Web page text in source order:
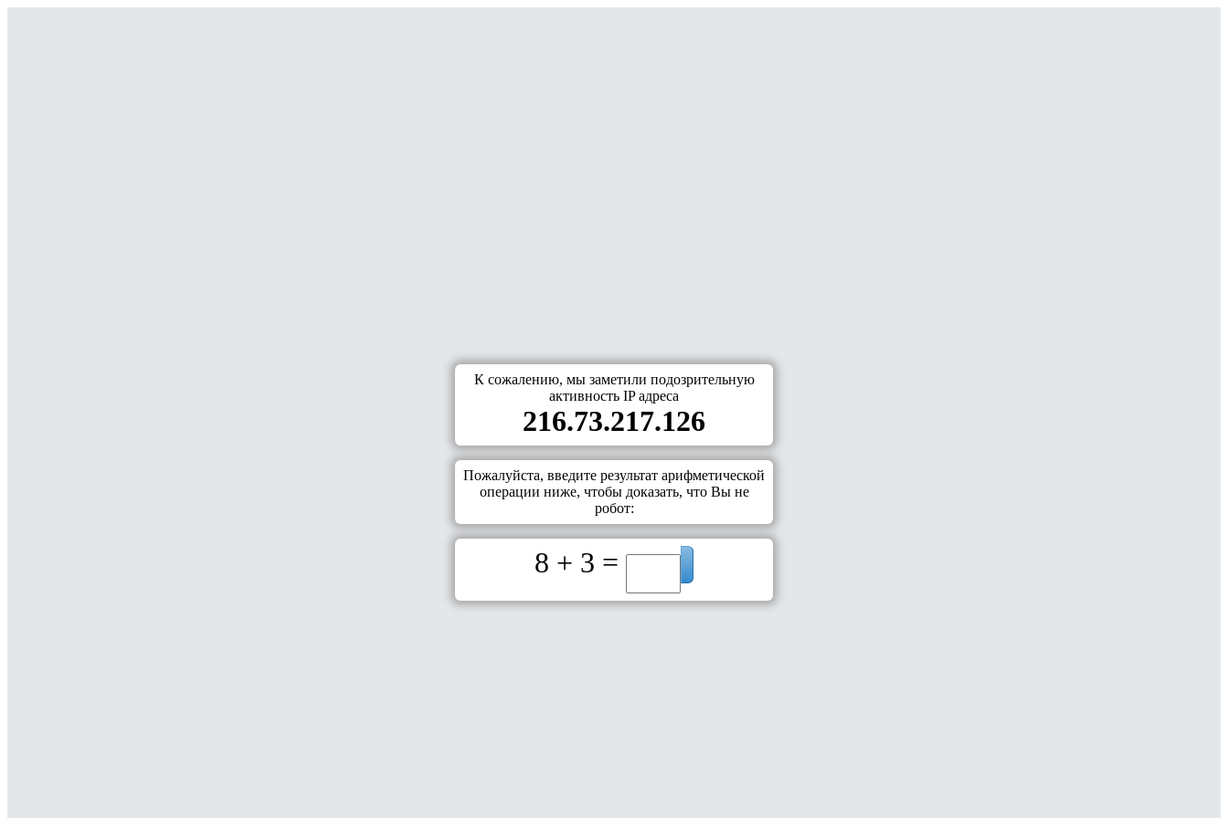
К сожалению, мы заметили подозрительную
активность IP адреса
216.73.217.126
Пожалуйста, введите результат арифметической
операции ниже, чтобы доказать, что Вы не
робот:
8 + 3 =